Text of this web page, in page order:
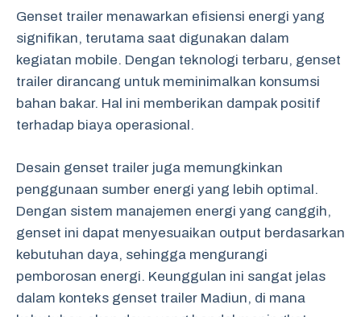
Genset trailer menawarkan efisiensi energi yang
signifikan, terutama saat digunakan dalam
kegiatan mobile. Dengan teknologi terbaru, genset
trailer dirancang untuk meminimalkan konsumsi
bahan bakar. Hal ini memberikan dampak positif
terhadap biaya operasional.
Desain genset trailer juga memungkinkan
penggunaan sumber energi yang lebih optimal.
Dengan sistem manajemen energi yang canggih,
genset ini dapat menyesuaikan output berdasarkan
kebutuhan daya, sehingga mengurangi
pemborosan energi. Keunggulan ini sangat jelas
dalam konteks genset trailer Madiun, di mana